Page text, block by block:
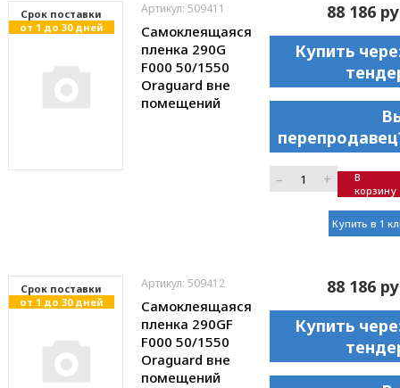
Cрок поставки
от 1 до 30 дней
Артикул: 509411
Самоклеящаяся
пленка 290G
F000 50/1550
Oraguard вне
помещений
88 186
Купить
– +
В
корзину
Купить в 1
Cрок поставки
от 1 до 30 дней
Артикул: 509412
Самоклеящаяся
пленка 290GF
F000 50/1550
Oraguard вне
помещений
88 186
Купить